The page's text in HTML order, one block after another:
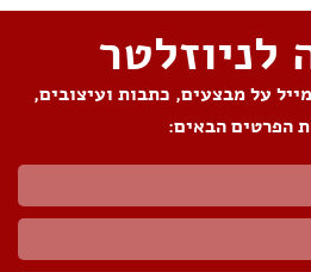
על מבצעים, כתבות ועיצובים,
הפרטים הבאים: